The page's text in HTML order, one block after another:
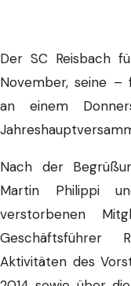
Der SC Reisbach
November, seine –
an einem
Nach der
Martin Philippi
verstorbenen
Aktivitäten des